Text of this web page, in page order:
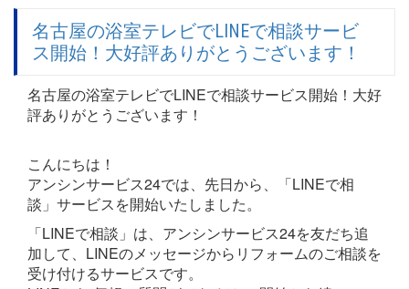
名古屋の浴室テレビでLINEで相談サービ
ス開始！大好評ありがとうございます！
名古屋の浴室テレビでLINEで相談サービス開始！大好
評ありがとうございます！
こんにちは！
アンシンサービス24では、先日から、「LINEで相
談」サービスを開始いたしました。
「LINEで相談」は、アンシンサービス24を友だち追
加して、LINEのメッセージからリフォームのご相談を
受け付けるサービスです。